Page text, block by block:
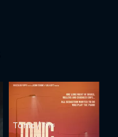
Tonic / টনিক